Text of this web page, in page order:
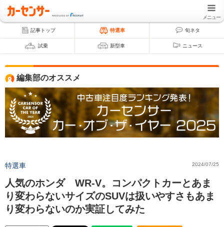
メニュー
記事トップ 特選車 旬ネタ
試乗 新型車 ニュース
編集部のオススメ
特選車 2024/07/25
人気のホンダ WR-V。コンパクトカーとあま
り変わらないサイズのSUVは扱いやすさもあま
り変わらないのか実証してみた